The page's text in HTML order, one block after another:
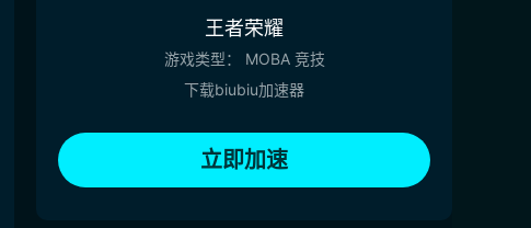
王者荣耀
游戏类型： MOBA 竞技
下载biubiu加速器
立即加速